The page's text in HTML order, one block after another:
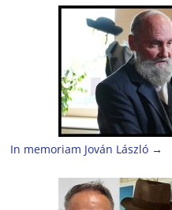
In memoriam Jován László →